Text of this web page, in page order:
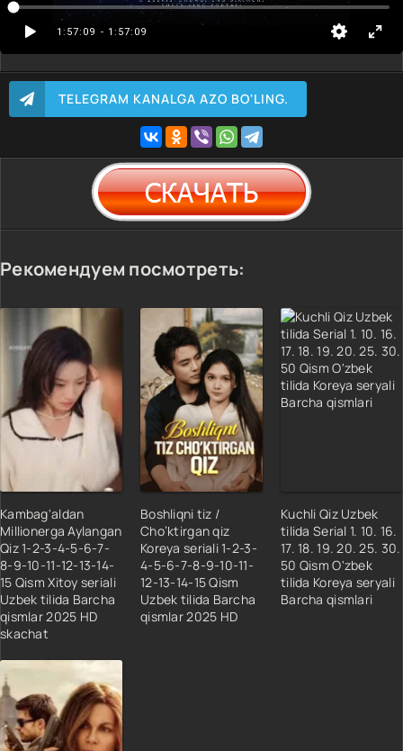
1:57:09 - 1:57:09
TELEGRAM KANALGA AZO BO'LING.
Рекомендуем посмотреть:
Kambag'aldan
Millionerga Aylangan
Qiz 1-2-3-4-5-6-7-
8-9-10-11-12-13-14-
15 Qism Xitoy seriali
Uzbek tilida Barcha
qismlar 2025 HD
skachat
Boshliqni tiz /
Cho‘ktirgan qiz
Koreya seriali 1-2-3-
4-5-6-7-8-9-10-11-
12-13-14-15 Qism
Uzbek tilida Barcha
qismlar 2025 HD
Kuchli Qiz Uzbek
tilida Serial 1. 10. 16.
17. 18. 19. 20. 25. 30.
50 Qism O'zbek
tilida Koreya seryali
Barcha qismlari